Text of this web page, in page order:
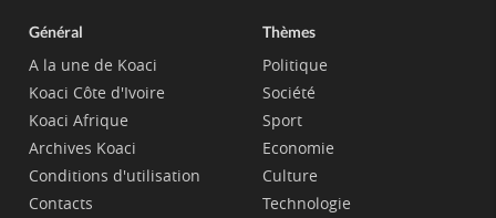
Général
A la une de Koaci
Koaci Côte d'Ivoire
Koaci Afrique
Archives Koaci
Conditions d'utilisation
Contacts
Thèmes
Politique
Société
Sport
Economie
Culture
Technologie